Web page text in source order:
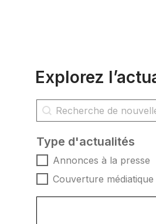
Explorez
Rechercher des
Rechercher du contenu
Type d'actualités
Type d'actualités
Annonces à la presse
Couverture médiatique